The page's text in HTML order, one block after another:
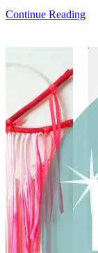
Continue Reading